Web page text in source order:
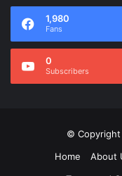
1,980
Fans
0
Subscribers
© Copyright
Home
About